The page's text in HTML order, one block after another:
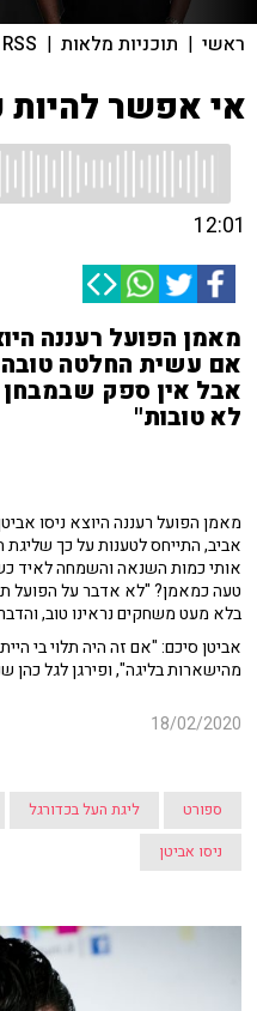
ראשי | תוכניות מלאות |
RSS
אי אפשר להיות
12:01
מאמן הפועל רעננה
אם עשית החלטה
אבל אין ספק
לא טובות"
מאמן הפועל רעננה היוצא ניסו
אביב, התייחס לטענות על כך
אותי כמות השנאה והשמחה לאיד
טעה כמאמן? "לא אדבר על הפועל
בלא מעט משחקים נראינו טוב,
מהישארות בליגה", ופירגן לגל כהן
18/02/2020
ספורט ליגת העל בכדורגל
ניסו אביטן